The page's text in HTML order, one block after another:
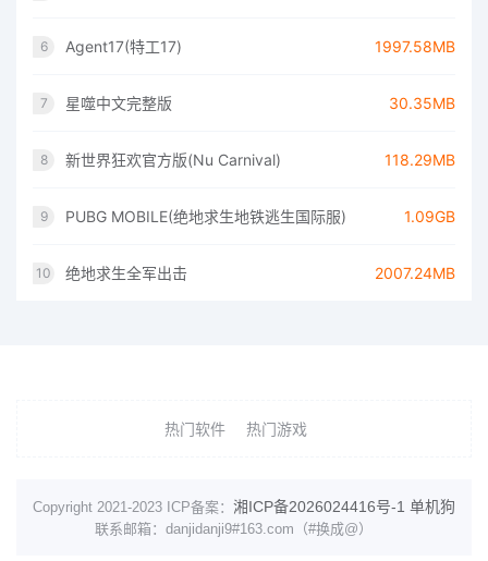
6 Agent17(特工17) 1997.58MB
7 星噬中文完整版 30.35MB
8 新世界狂欢官方版(Nu Carnival) 118.29MB
9 PUBG MOBILE(绝地求生地铁逃生国际服) 1.09GB
10 绝地求生全军出击 2007.24MB
热门软件 热门游戏
Copyright 2021-2023 ICP备案： 湘ICP备2026024416号-1 单机狗
联系邮箱：danjidanji9#163.com（#换成@）